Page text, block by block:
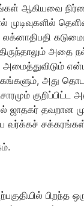
ஆகியவை
முடிவுகளில்
அதை
அமைத்துவிடும்
அது
தவறான
சக்கரங்கள்
பிறந்த